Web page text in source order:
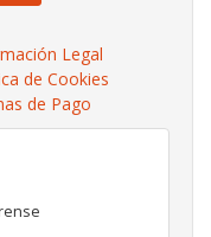
Legal
de Cookies
de Pago